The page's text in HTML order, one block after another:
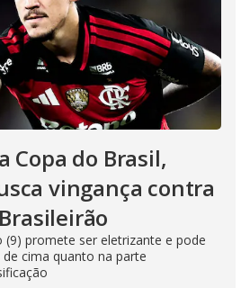
Copa do Brasil,
vingança contra
promete ser eletrizante e pode
cima quanto na parte